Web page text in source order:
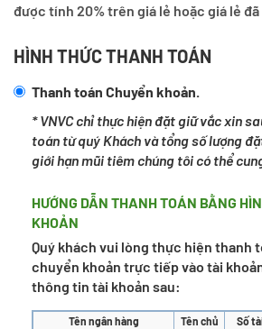
được tính 20% trên giá lẻ hoặc giá lẻ
HÌNH THỨC THANH TOÁN
Thanh toán Chuyển khoản.
* VNVC chỉ thực hiện đặt giữ vắc xin
toán từ quý Khách và tổng số lượng
giới hạn mũi tiêm chúng tôi có thể
HƯỚNG DẪN THANH TOÁN BẰNG
KHOẢN
Quý khách vui lòng thực hiện thanh
chuyển khoản trực tiếp vào tài
thông tin tài khoản sau:
Tên ngân hàng
Tên chủ
Số